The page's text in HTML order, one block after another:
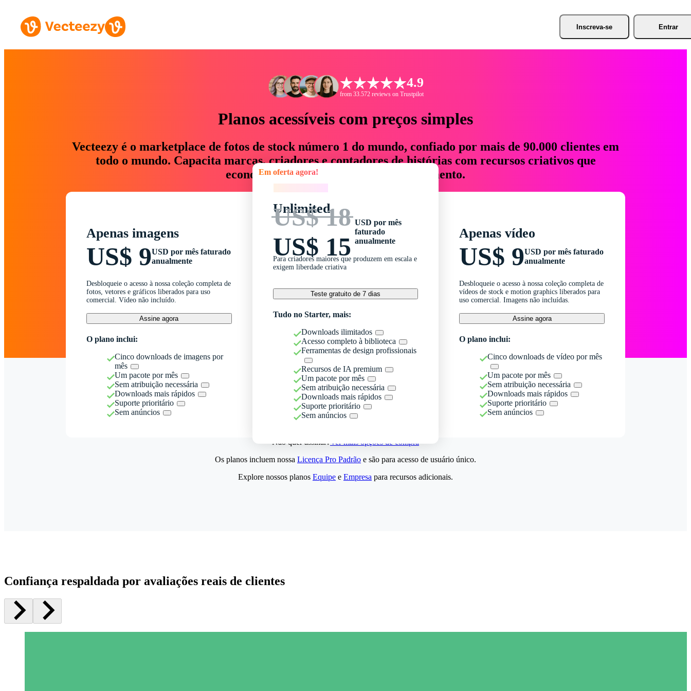
Inscreva-se Entrar
4.9
from 33.572 reviews on Trustpilot
Planos acessíveis com preços simples
Vecteezy é o marketplace de fotos de stock número 1 do mundo, confiado por mais de 90.000 clientes em
todo o mundo. Capacita marcas, criadores e contadores de histórias com recursos criativos que
economizam até 76% em tempo e orçamento.
Apenas imagens
US$ 9USD por mês faturado
anualmente
Desbloqueie o acesso à nossa coleção completa de
fotos, vetores e gráficos liberados para uso
comercial. Vídeo não incluído.
Assine agora
O plano inclui:
Cinco downloads de imagens por
mês
Um pacote por mês
Sem atribuição necessária
Downloads mais rápidos
Suporte prioritário
Sem anúncios
Em oferta agora!
Unlimited
US$ 18
US$ 15
USD por mês
faturado
anualmente
Para criadores maiores que produzem em escala e
exigem liberdade criativa
Teste gratuito de 7 dias
Tudo no Starter, mais:
Downloads ilimitados
Acesso completo à biblioteca
Ferramentas de design profissionais
Recursos de IA premium
Um pacote por mês
Sem atribuição necessária
Downloads mais rápidos
Suporte prioritário
Sem anúncios
Apenas vídeo
US$ 9USD por mês faturado
anualmente
Desbloqueie o acesso à nossa coleção completa de
vídeos de stock e motion graphics liberados para
uso comercial. Imagens não incluídas.
Assine agora
O plano inclui:
Cinco downloads de vídeo por mês
Um pacote por mês
Sem atribuição necessária
Downloads mais rápidos
Suporte prioritário
Sem anúncios
Não quer assinar?Ver mais opções de compra
Os planos incluem nossa Licença Pro Padrão e são para acesso de usuário único.
Explore nossos planos Equipe e Empresa para recursos adicionais.
Confiança respaldada por avaliações reais de clientes